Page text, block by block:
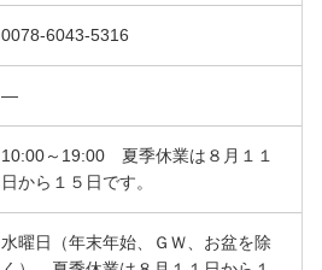
0078-6043-5316
―
10:00～19:00 夏季休業は８月１１
日から１５日です。
水曜日（年末年始、ＧＷ、お盆を除